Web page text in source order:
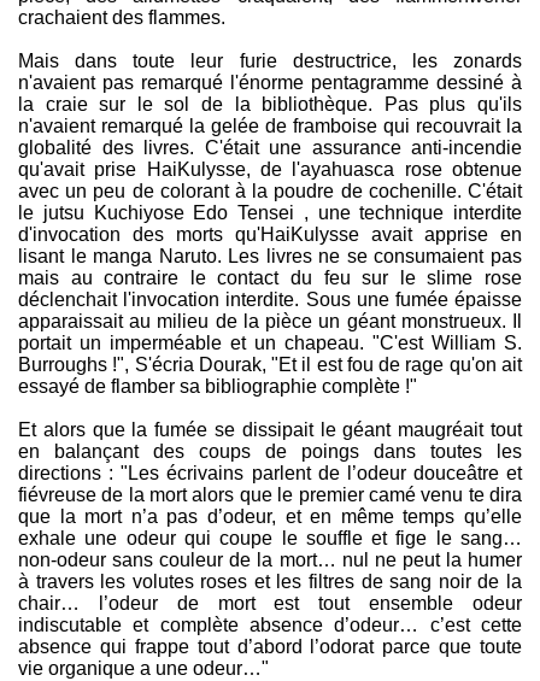
crachaient des flammes.
Mais dans toute leur furie destructrice, les zonards
n'avaient pas remarqué l'énorme pentagramme dessiné à
la craie sur le sol de la bibliothèque. Pas plus qu'ils
n'avaient remarqué la gelée de framboise qui recouvrait la
globalité des livres. C'était une assurance anti-incendie
qu'avait prise HaiKulysse, de l'ayahuasca rose obtenue
avec un peu de colorant à la poudre de cochenille. C'était
le jutsu Kuchiyose Edo Tensei , une technique interdite
d'invocation des morts qu'HaiKulysse avait apprise en
lisant le manga Naruto. Les livres ne se consumaient pas
mais au contraire le contact du feu sur le slime rose
déclenchait l'invocation interdite. Sous une fumée épaisse
apparaissait au milieu de la pièce un géant monstrueux. Il
portait un imperméable et un chapeau. "C'est William S.
Burroughs !", S'écria Dourak, "Et il est fou de rage qu'on ait
essayé de flamber sa bibliographie complète !"
Et alors que la fumée se dissipait le géant maugréait tout
en balançant des coups de poings dans toutes les
directions : "Les écrivains parlent de l’odeur douceâtre et
fiévreuse de la mort alors que le premier camé venu te dira
que la mort n’a pas d’odeur, et en même temps qu’elle
exhale une odeur qui coupe le souffle et fige le sang…
non-odeur sans couleur de la mort… nul ne peut la humer
à travers les volutes roses et les filtres de sang noir de la
chair… l’odeur de mort est tout ensemble odeur
indiscutable et complète absence d’odeur… c’est cette
absence qui frappe tout d’abord l’odorat parce que toute
vie organique a une odeur…"